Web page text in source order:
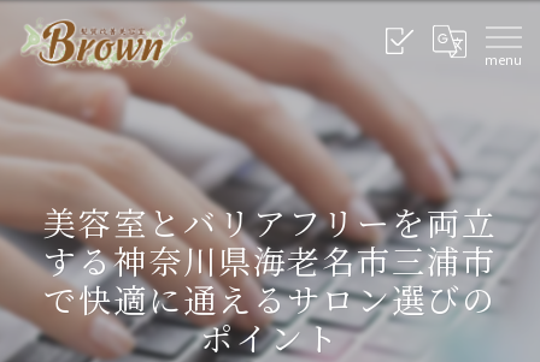
美容室とバリアフリーを両立
する神奈川県海老名市三浦市
で快適に通えるサロン選びの
ポイント